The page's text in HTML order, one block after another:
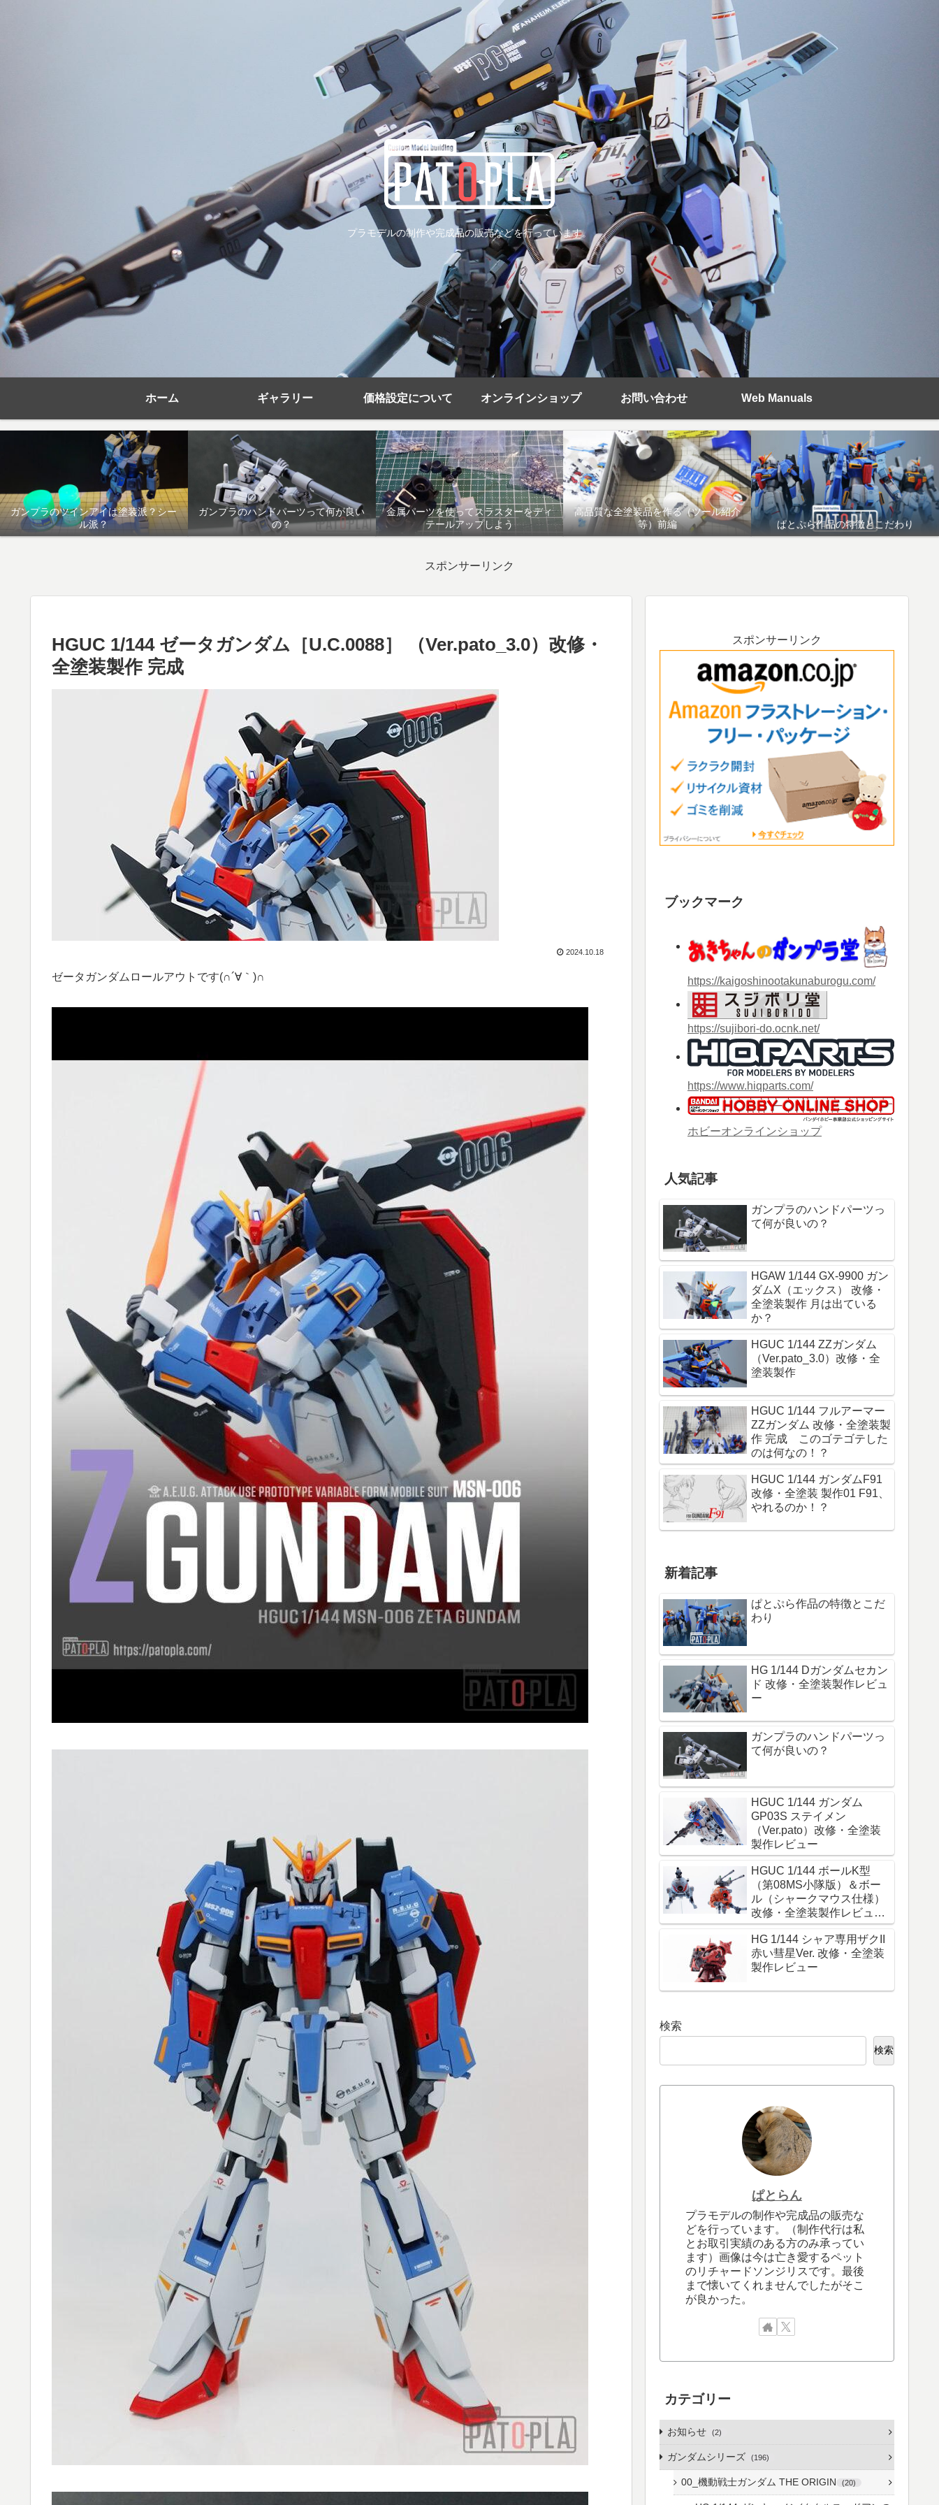
プラモデルの制作や完成品の販売などを行っています。
ホーム ギャラリー 価格設定について オンラインショップ お問い合わせ Web Manuals
ガンプラのツインアイは塗装派？シー
ル派？
ガンプラのハンドパーツって何が良い
の？
金属パーツを使ってスラスターをディ
テールアップしよう
高品質な全塗装品を作る（ツール紹介
等）前編
ぱとぷら作品の特徴とこだわり
スポンサーリンク
HGUC 1/144 ゼータガンダム［U.C.0088］ （Ver.pato_3.0）改修・
全塗装製作 完成
2024.10.18
ゼータガンダムロールアウトです(∩´∀｀)∩
スポンサーリンク
ブックマーク
https://kaigoshinootakunaburogu.com/
https://sujibori-do.ocnk.net/
https://www.hiqparts.com/
ホビーオンラインショップ
人気記事
ガンプラのハンドパーツっ
て何が良いの？
HGAW 1/144 GX-9900 ガン
ダムX（エックス） 改修・
全塗装製作 月は出ている
か？
HGUC 1/144 ZZガンダム
（Ver.pato_3.0）改修・全
塗装製作
HGUC 1/144 フルアーマー
ZZガンダム 改修・全塗装製
作 完成 このゴテゴテした
のは何なの！？
HGUC 1/144 ガンダムF91
改修・全塗装 製作01 F91、
やれるのか！？
新着記事
ぱとぷら作品の特徴とこだ
わり
HG 1/144 Dガンダムセカン
ド 改修・全塗装製作レビュ
ー
ガンプラのハンドパーツっ
て何が良いの？
HGUC 1/144 ガンダム
GP03S ステイメン
（Ver.pato）改修・全塗装
製作レビュー
HGUC 1/144 ボールK型
（第08MS小隊版）＆ボー
ル（シャークマウス仕様）
改修・全塗装製作レビュー
『必ず生きて帰れ！これは
命令だ！』
HG 1/144 シャア専用ザクII
赤い彗星Ver. 改修・全塗装
製作レビュー
検索
検索
ぱとらん
プラモデルの制作や完成品の販売な
どを行っています。（制作代行は私
とお取引実績のある方のみ承ってい
ます）画像は今は亡き愛するペット
のリチャードソンジリスです。最後
まで懐いてくれませんでしたがそこ
が良かった。
カテゴリー
お知らせ 2
ガンダムシリーズ 196
00_機動戦士ガンダム THE ORIGIN 20